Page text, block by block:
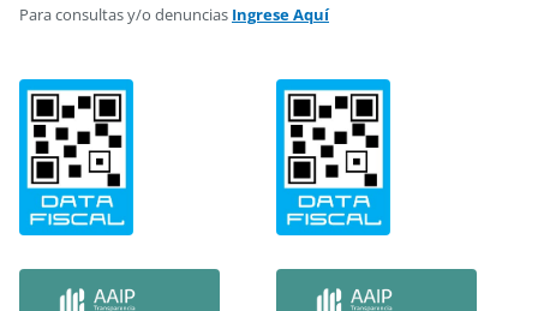
Para consultas y/o denuncias Ingrese Aquí